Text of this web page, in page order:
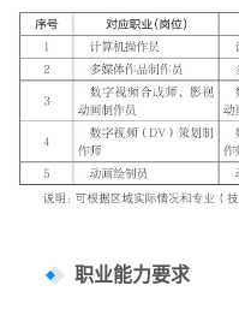
职业能力要求